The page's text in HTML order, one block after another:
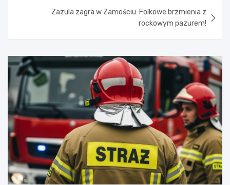
Zazula zagra w Zamościu: Folkowe brzmienia z
rockowym pazurem!